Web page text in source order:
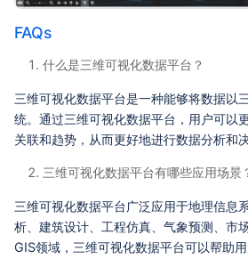
FAQs
什么是三维可视化数据平台？
三维可视化数据平台是一种能够将数据以
统。通过三维可视化数据平台，用户可以
关联和趋势，从而更好地进行数据分析和决
三维可视化数据平台有哪些应用场景
三维可视化数据平台广泛应用于地理信息
析、建筑设计、工程仿真、气象预测、市
GIS领域，三维可视化数据平台可以帮助